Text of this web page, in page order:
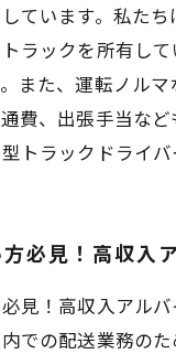
ています。私た
ラックを所有し
また、運転ノル
費、出張手当な
トラックドライ
必見！高収入
見！高収入アル
での配送業務の